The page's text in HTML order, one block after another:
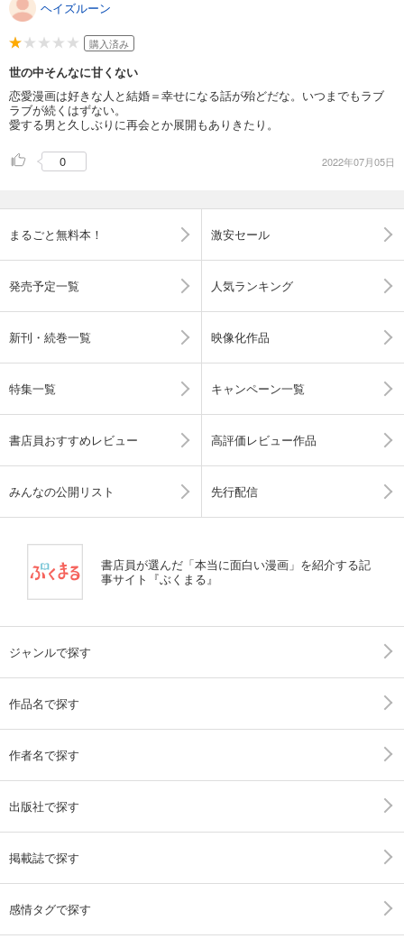
ヘイズルーン
購入済み
世の中そんなに甘くない
恋愛漫画は好きな人と結婚＝幸せになる話が殆どだな。いつまでもラブ
ラブが続くはずない。
愛する男と久しぶりに再会とか展開もありきたり。
0 2022年07月05日
まるごと無料本！ 激安セール
発売予定一覧 人気ランキング
新刊・続巻一覧 映像化作品
特集一覧 キャンペーン一覧
書店員おすすめレビュー 高評価レビュー作品
みんなの公開リスト 先行配信
書店員が選んだ「本当に面白い漫画」を紹介する記
事サイト『ぶくまる』
ジャンルで探す
作品名で探す
作者名で探す
出版社で探す
掲載誌で探す
感情タグで探す